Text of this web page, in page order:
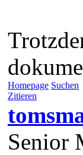
Homepage Suchen
Zitieren
Senior